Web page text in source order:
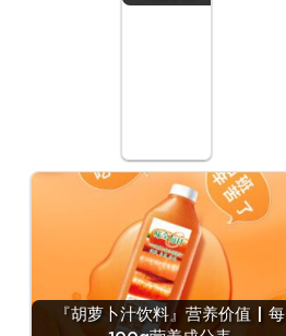
『胡萝卜汁饮料』营养价值 | 每